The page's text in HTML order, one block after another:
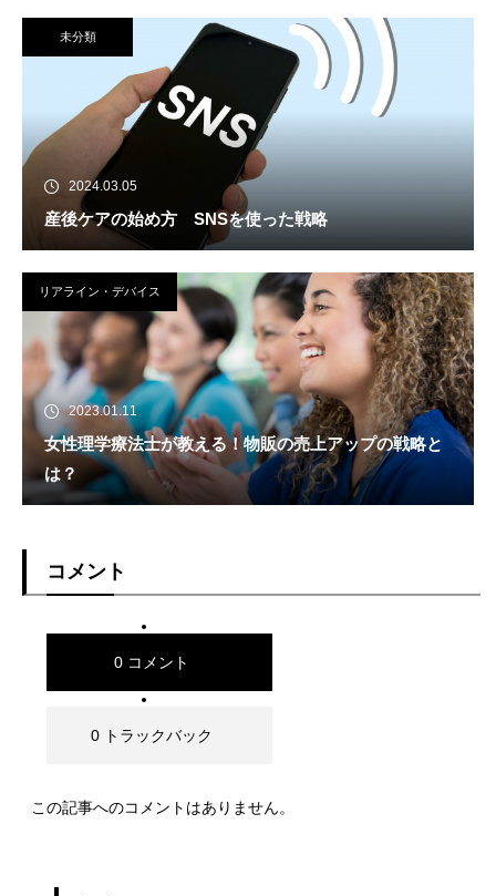
未分類
2024.03.05
産後ケアの始め方 SNSを使った戦略
リアライン・デバイス
2023.01.11
女性理学療法士が教える！物販の売上アップの戦略と
は？
コメント
0 コメント
0 トラックバック
この記事へのコメントはありません。